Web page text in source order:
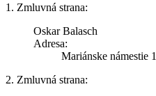
1. Zmluvná strana:
Oskar Balasch
Adresa:
Mariánske námestie
2. Zmluvná strana: